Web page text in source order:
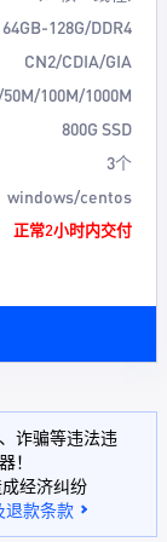
64GB-128G/DDR4
CN2/CDIA/GIA
100M/1000M
800G SSD
3个
windows/centos
正常2小时内交付
诈骗等违法违
！
经济纠纷
退款条款